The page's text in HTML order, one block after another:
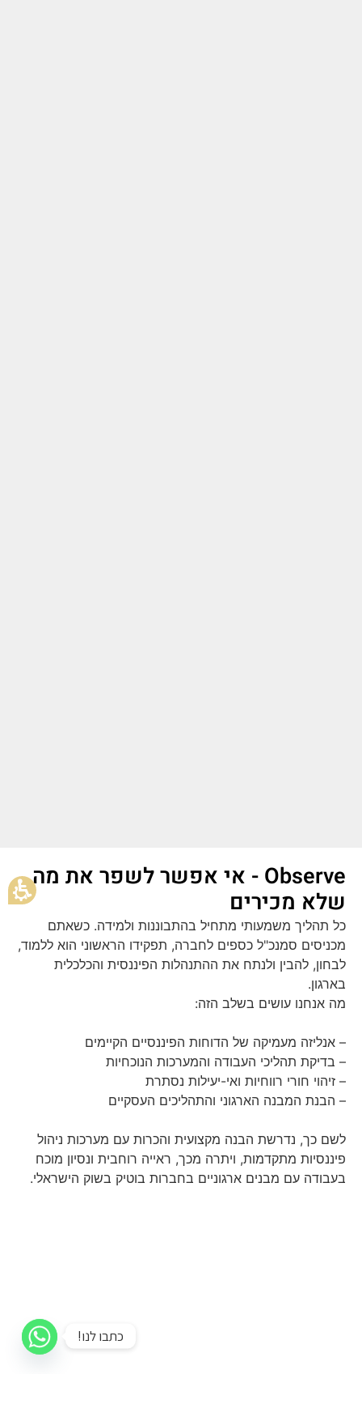
Observe - אי אפשר לשפר את מה
שלא מכירים
כל תהליך משמעותי מתחיל בהתבוננות ולמידה. כשאתם
מכניסים סמנכ"ל כספים לחברה, תפקידו הראשוני הוא ללמוד,
לבחון, להבין ולנתח את ההתנהלות הפיננסית והכלכלית
בארגון.
מה אנחנו עושים בשלב הזה:
– אנליזה מעמיקה של הדוחות הפיננסיים הקיימים
– בדיקת תהליכי העבודה והמערכות הנוכחיות
– זיהוי חורי רווחיות ואי-יעילות נסתרת
– הבנת המבנה הארגוני והתהליכים העסקיים
לשם כך, נדרשת הבנה מקצועית והכרות עם מערכות ניהול
פיננסיות מתקדמות, ויתרה מכך, ראייה רוחבית ונסיון מוכח
בעבודה עם מבנים ארגוניים בחברות בוטיק בשוק הישראלי.
כתבו לנו!